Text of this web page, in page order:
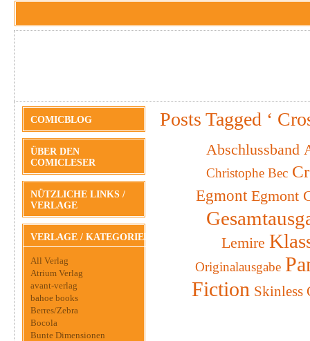
COMICBLOG
ÜBER DEN
COMICLESER
NÜTZLICHE LINKS /
VERLAGE
VERLAGE / KATEGORIEN
All Verlag
Atrium Verlag
avant-verlag
bahoe books
Berres/Zebra
Bocola
Bunte Dimensionen
Posts Tagged ‘
Abschlussband
Christophe Bec
Egmont Egmont
Lemire
Originalausgabe
Fiction Skinless